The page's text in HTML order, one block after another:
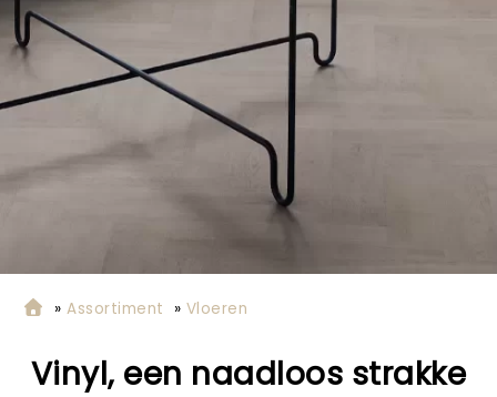
»Assortiment » Vloeren
Vinyl, een naadloos strakke